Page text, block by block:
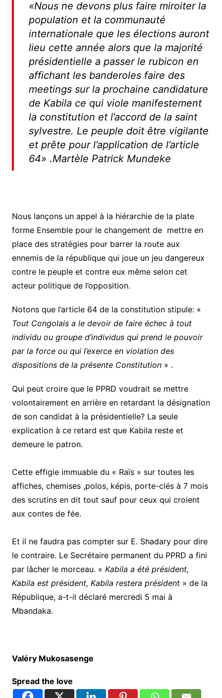
«Nous ne devons plus faire miroiter la
population et la communauté
internationale que les élections auront
lieu cette année alors que la majorité
présidentielle a passer le rubicon en
affichant les banderoles faire des
meetings sur la prochaine candidature
de Kabila ce qui viole manifestement
la constitution et l’accord de la saint
sylvestre. Le peuple doit être vigilante
et prête pour l’application de l’article
64» .Martèle Patrick Mundeke
Nous lançons un appel à la hiérarchie de la plate
forme Ensemble pour le changement de mettre en
place des stratégies pour barrer la route aux
ennemis de la république qui joue un jeu dangereux
contre le peuple et contre eux même selon cet
acteur politique de l’opposition.
Notons que l’article 64 de la constitution stipule: «
Tout Congolais a le devoir de faire échec à tout
individu ou groupe d’individus qui prend le pouvoir
par la force ou qui l’exerce en violation des
dispositions de la présente Constitution » .
Qui peut croire que le PPRD voudrait se mettre
volontairement en arrière en retardant la désignation
de son candidat à la présidentielle? La seule
explication à ce retard est que Kabila reste et
demeure le patron.
Cette effigie immuable du « Raïs » sur toutes les
affiches, chemises ,polos, képis, porte-clés à 7 mois
des scrutins en dit tout sauf pour ceux qui croient
aux contes de fée.
Et il ne faudra pas compter sur E. Shadary pour dire
le contraire. Le Secrétaire permanent du PPRD a fini
par lâcher le morceau. « Kabila a été président,
Kabila est président, Kabila restera président» de la
République, a-t-il déclaré mercredi 5 mai à
Mbandaka.
Valéry Mukosasenge
Spread the love